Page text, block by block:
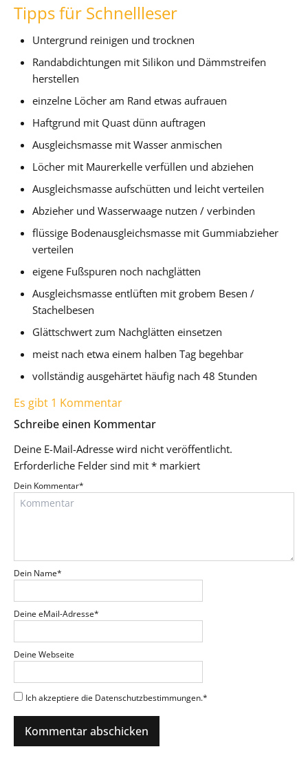
Tipps für Schnellleser
Untergrund reinigen und trocknen
Randabdichtungen mit Silikon und Dämmstreifen
herstellen
einzelne Löcher am Rand etwas aufrauen
Haftgrund mit Quast dünn auftragen
Ausgleichsmasse mit Wasser anmischen
Löcher mit Maurerkelle verfüllen und abziehen
Ausgleichsmasse aufschütten und leicht verteilen
Abzieher und Wasserwaage nutzen / verbinden
flüssige Bodenausgleichsmasse mit Gummiabzieher
verteilen
eigene Fußspuren noch nachglätten
Ausgleichsmasse entlüften mit grobem Besen /
Stachelbesen
Glättschwert zum Nachglätten einsetzen
meist nach etwa einem halben Tag begehbar
vollständig ausgehärtet häufig nach 48 Stunden
Es gibt 1 Kommentar
Schreibe einen Kommentar
Deine E-Mail-Adresse wird nicht veröffentlicht.
Erforderliche Felder sind mit * markiert
Dein Kommentar*
Dein Name*
Deine eMail-Adresse*
Deine Webseite
Ich akzeptiere die Datenschutzbestimmungen.*